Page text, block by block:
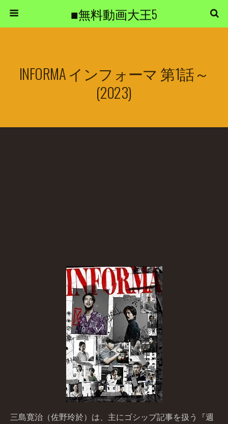
■無料動画大王5
INFORMA インフォーマ 第1話～
(2023)
三島寛治（佐野玲於）は、主にゴシップ記事を扱う『週